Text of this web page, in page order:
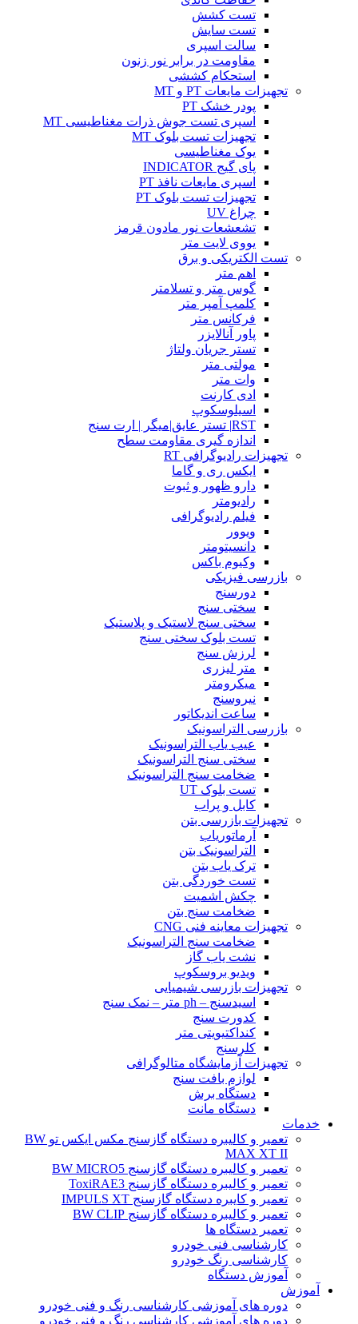
تست کشش
تست سایش
سالت اسپری
مقاومت در برابر نور زنون
استحکام کششی
تجهیزات مایعات PT و MT
پودر خشک PT
اسپری تست جوش ذرات مغناطیسی MT
تجهیزات تست بلوک MT
یوک مغناطیسی
پای گیج INDICATOR
اسپری مایعات نافذ PT
تجهیزات تست بلوک PT
چراغ UV
تشعشعات نور مادون قرمز
یووی لایت متر
تست الکتریکی و برق
اهم متر
گوس متر و تسلامتر
کلمپ آمپر متر
فرکانس متر
پاور آنالایزر
تستر جریان ولتاژ
مولتی متر
وات متر
ادی کارنت
اسیلوسکوپ
RST| تستر عایق|میگر | ارت سنج
اندازه گیری مقاومت سطح
تجهیزات رادیوگرافی RT
ایکس ری و گاما
دارو ظهور و ثبوت
رادیومتر
فیلم رادیوگرافی
ویوور
دانسیتومتر
وکیوم باکس
بازرسی فیزیکی
دورسنج
سختی سنج
سختی سنج لاستیک و پلاستیک
تست بلوک سختی سنج
لرزش سنج
متر لیزری
میکرومتر
نیروسنج
ساعت اندیکاتور
بازرسی التراسونیک
عیب یاب التراسونیک
سختی سنج التراسونیک
ضخامت سنج التراسونیک
تست بلوک UT
کابل و پراب
تجهیزات بازرسی بتن
آرماتوریاب
التراسونیک بتن
ترک یاب بتن
تست خوردگی بتن
چکش اشمیت
ضخامت سنج بتن
تجهیزات معاینه فنی CNG
ضخامت سنج التراسونیک
نشت یاب گاز
ویدیو بروسکوپ
تجهیزات بازرسی شیمیایی
اسیدسنج – ph متر – نمک سنج
کدورت سنج
کنداکتیویتی متر
کلرسنج
تجهیزات آزمایشگاه متالوگرافی
لوازم بافت سنج
دستگاه برش
دستگاه مانت
خدمات
تعمیر و کالیبره دستگاه گازسنج مکس ایکس تو BW
MAX XT II
تعمیر و کالیبره دستگاه گازسنج BW MICRO5
تعمیر و کالیبره دستگاه گازسنج ToxiRAE3
تعمیر و کایبره دستگاه گازسنج IMPULS XT
تعمیر و کالیبره دستگاه گازسنج BW CLIP
تعمیر دستگاه ها
کارشناسی فنی خودرو
کارشناسی رنگ خودرو
آموزش دستگاه
آموزش
دوره های آموزشی کارشناسی رنگ و فنی خودرو
دوره های آموزشی کارشناسی رنگ و فنی خودرو